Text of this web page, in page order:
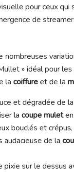
pour ceux
de
nombreuses
» idéal pour
la coiffureet de la
et dégradée de la
la coupe mulet
bouclés et
de la
sur le dessus